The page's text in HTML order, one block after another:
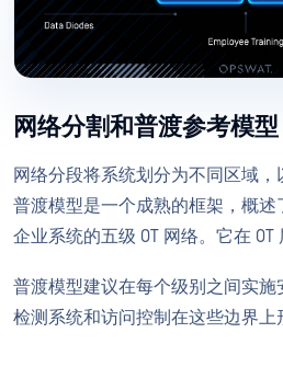
网络分割和普渡参考模型
网络分段将系统划分为不同区域，
普渡模型是一个成熟的框架，概述
企业系统的五级 OT 网络。它在 OT
普渡模型建议在每个级别之间实
检测系统和访问控制在这些边界上